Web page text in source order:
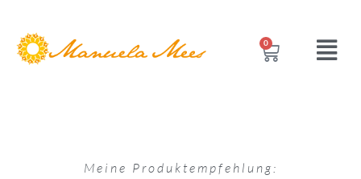
0
Meine Produktempfehlung: